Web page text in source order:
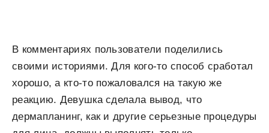
В комментариях пользователи поделились
своими историями. Для кого-то способ сработал
хорошо, а кто-то пожаловался на такую же
реакцию. Девушка сделала вывод, что
дермапланинг, как и другие серьезные процедуры